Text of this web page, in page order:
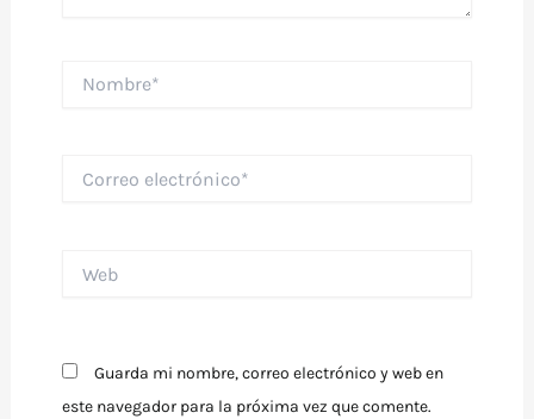
electrónico*
Guarda mi nombre, correo electrónico y web en
este navegador para la próxima vez que comente.